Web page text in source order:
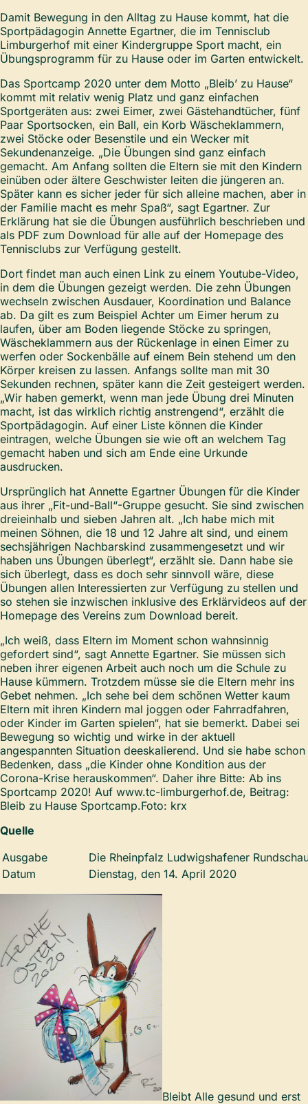
Damit Bewegung in den Alltag zu Hause kommt, hat die
Sportpädagogin Annette Egartner, die im Tennisclub
Limburgerhof mit einer Kindergruppe Sport macht, ein
Übungsprogramm für zu Hause oder im Garten entwickelt.
Das Sportcamp 2020 unter dem Motto „Bleib’ zu Hause“
kommt mit relativ wenig Platz und ganz einfachen
Sportgeräten aus: zwei Eimer, zwei Gästehandtücher, fünf
Paar Sportsocken, ein Ball, ein Korb Wäscheklammern,
zwei Stöcke oder Besenstile und ein Wecker mit
Sekundenanzeige. „Die Übungen sind ganz einfach
gemacht. Am Anfang sollten die Eltern sie mit den Kindern
einüben oder ältere Geschwister leiten die jüngeren an.
Später kann es sicher jeder für sich alleine machen, aber in
der Familie macht es mehr Spaß“, sagt Egartner. Zur
Erklärung hat sie die Übungen ausführlich beschrieben und
als PDF zum Download für alle auf der Homepage des
Tennisclubs zur Verfügung gestellt.
Dort findet man auch einen Link zu einem Youtube-Video,
in dem die Übungen gezeigt werden. Die zehn Übungen
wechseln zwischen Ausdauer, Koordination und Balance
ab. Da gilt es zum Beispiel Achter um Eimer herum zu
laufen, über am Boden liegende Stöcke zu springen,
Wäscheklammern aus der Rückenlage in einen Eimer zu
werfen oder Sockenbälle auf einem Bein stehend um den
Körper kreisen zu lassen. Anfangs sollte man mit 30
Sekunden rechnen, später kann die Zeit gesteigert werden.
„Wir haben gemerkt, wenn man jede Übung drei Minuten
macht, ist das wirklich richtig anstrengend“, erzählt die
Sportpädagogin. Auf einer Liste können die Kinder
eintragen, welche Übungen sie wie oft an welchem Tag
gemacht haben und sich am Ende eine Urkunde
ausdrucken.
Ursprünglich hat Annette Egartner Übungen für die Kinder
aus ihrer „Fit-und-Ball“-Gruppe gesucht. Sie sind zwischen
dreieinhalb und sieben Jahren alt. „Ich habe mich mit
meinen Söhnen, die 18 und 12 Jahre alt sind, und einem
sechsjährigen Nachbarskind zusammengesetzt und wir
haben uns Übungen überlegt“, erzählt sie. Dann habe sie
sich überlegt, dass es doch sehr sinnvoll wäre, diese
Übungen allen Interessierten zur Verfügung zu stellen und
so stehen sie inzwischen inklusive des Erklärvideos auf der
Homepage des Vereins zum Download bereit.
„Ich weiß, dass Eltern im Moment schon wahnsinnig
gefordert sind“, sagt Annette Egartner. Sie müssen sich
neben ihrer eigenen Arbeit auch noch um die Schule zu
Hause kümmern. Trotzdem müsse sie die Eltern mehr ins
Gebet nehmen. „Ich sehe bei dem schönen Wetter kaum
Eltern mit ihren Kindern mal joggen oder Fahrradfahren,
oder Kinder im Garten spielen“, hat sie bemerkt. Dabei sei
Bewegung so wichtig und wirke in der aktuell
angespannten Situation deeskalierend. Und sie habe schon
Bedenken, dass „die Kinder ohne Kondition aus der
Corona-Krise herauskommen“. Daher ihre Bitte: Ab ins
Sportcamp 2020! Auf www.tc-limburgerhof.de, Beitrag:
Bleib zu Hause Sportcamp.Foto: krx
Quelle
Ausgabe
Die Rheinpfalz Ludwigshafener
Datum
Dienstag, den 14. April 2020
Bleibt Alle gesund und erst